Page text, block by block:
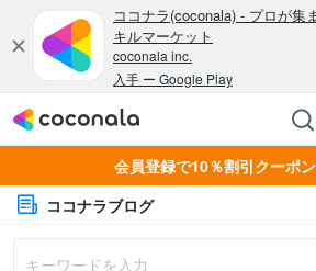
会員登録で10％割引クーポ
ココナラブログ